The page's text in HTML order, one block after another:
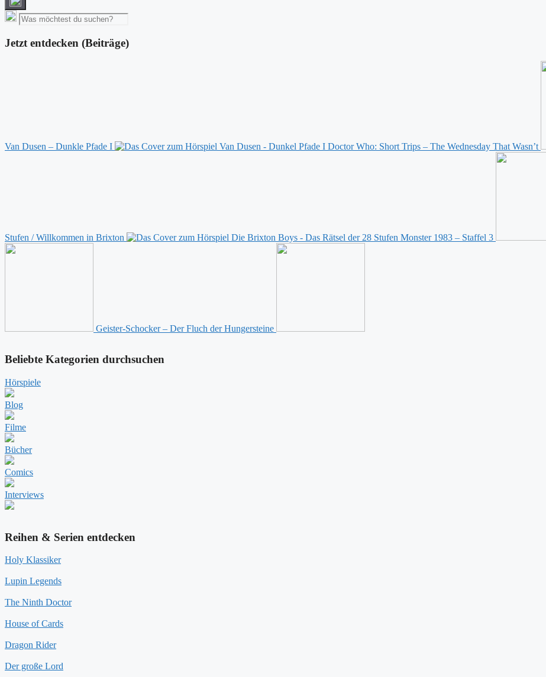
Jetzt entdecken (Beiträge)
Van Dusen – Dunkle Pfade I Doctor Who: Short Trips – The Wednesday That Wasn’t
Stufen / Willkommen in Brixton Monster 1983 – Staffel 3
Geister-Schocker – Der Fluch der Hungersteine
Beliebte Kategorien durchsuchen
Hörspiele
Blog
Filme
Bücher
Comics
Interviews
Reihen & Serien entdecken
Holy Klassiker
Lupin Legends
The Ninth Doctor
House of Cards
Dragon Rider
Der große Lord